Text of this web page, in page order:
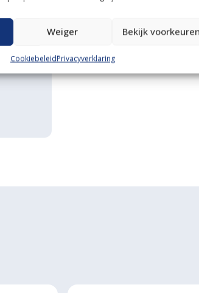
Weiger Bekijk voorkeuren
CookiebeleidPrivacyverklaring